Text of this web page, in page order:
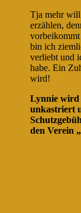
Tja mehr
erzählen,
bin ich
verliebt und
habe. Ein
wird!
Lynnie wird
unkastriert
den Verein